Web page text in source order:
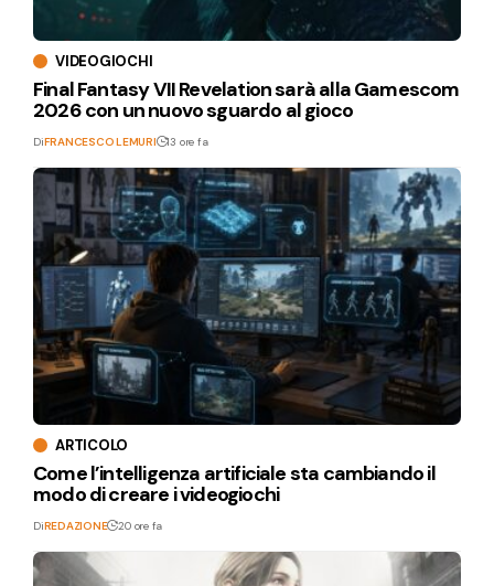
VIDEOGIOCHI
Final Fantasy VII Revelation sarà alla Gamescom
2026 con un nuovo sguardo al gioco
DiFRANCESCO LEMURI 13 ore fa
ARTICOLO
Come l’intelligenza artificiale sta cambiando il
modo di creare i videogiochi
DiREDAZIONE 20 ore fa